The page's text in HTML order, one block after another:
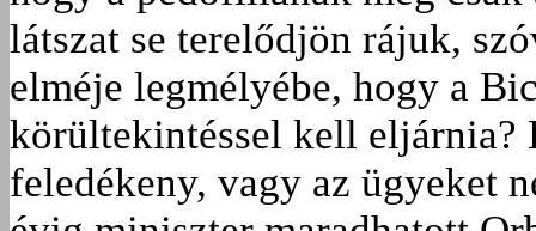
látszat se terelődjön rájuk,
elméje legmélyébe, hogy a
körültekintéssel kell eljárnia?
feledékeny, vagy az ügyeket